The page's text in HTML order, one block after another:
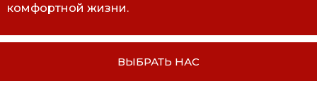
комфортной жизни.
ВЫБРАТЬ НАС